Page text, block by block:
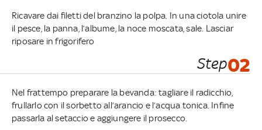
Ricavare dai filetti del branzino la polpa. In una ciotola unire
il pesce, la panna, l’albume, la noce moscata, sale. Lasciar
riposare in frigorifero
Step02
Nel frattempo preparare la bevanda: tagliare il radicchio,
frullarlo con il sorbetto all’arancio e l’acqua tonica. Infine
passarla al setaccio e aggiungere il prosecco.